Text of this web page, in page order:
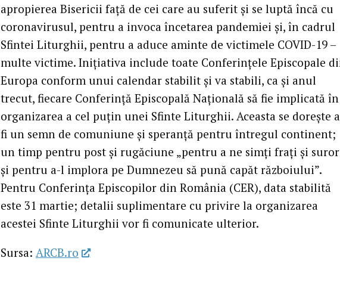
apropierea Bisericii față de cei care au suferit și se luptă încă cu
coronavirusul, pentru a invoca încetarea pandemiei și, în cadrul
Sfintei Liturghii, pentru a aduce aminte de victimele COVID-19 –
multe victime. Inițiativa include toate Conferințele Episcopale
Europa conform unui calendar stabilit și va stabili, ca și anul
trecut, fiecare Conferință Episcopală Națională să fie implicată în
organizarea a cel puțin unei Sfinte Liturghii. Aceasta se dorește a
fi un semn de comuniune și speranță pentru întregul continent;
un timp pentru post și rugăciune „pentru a ne simți frați și
și pentru a-l implora pe Dumnezeu să pună capăt războiului”.
Pentru Conferința Episcopilor din România (CER), data stabilită
este 31 martie; detalii suplimentare cu privire la organizarea
acestei Sfinte Liturghii vor fi comunicate ulterior.
Sursa: ARCB.ro